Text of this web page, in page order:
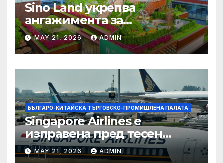
Sino Land укрепва
ангажимента за
устойчивост с глобално
признание
MAY 21, 2026 ADMIN
БЪЛГАРО-КИТАЙСКА ТЪРГОВСКО-ПРОМИШЛЕНА ПАЛАТА
Singapore Airlines е
изправена пред тесен
прозорец за спечелване на
пазарен дял от
MAY 21, 2026 ADMIN